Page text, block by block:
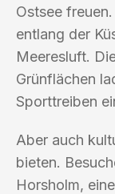
Ostsee
entlang der
Meeresluft.
Grünflächen
Sporttreiben
Aber auch
bieten.
Horsholm,